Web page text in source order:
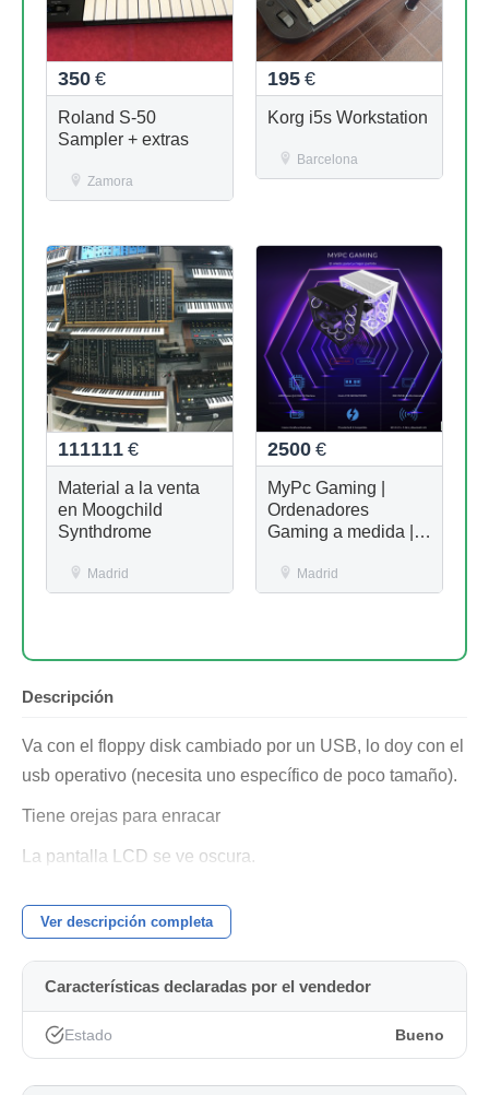
350 €
Roland S-50
Sampler + extras
Zamora
195 €
Korg i5s Workstation
Barcelona
111111 €
Material a la venta
en Moogchild
Synthdrome
Madrid
2500 €
MyPc Gaming |
Ordenadores
Gaming a medida |
Madrid
Descripción
Va con el floppy disk cambiado por un USB, lo doy con el
usb operativo (necesita uno específico de poco tamaño).
Tiene orejas para enracar
La pantalla LCD se ve oscura.
Ver descripción completa
Características declaradas por el vendedor
Estado Bueno